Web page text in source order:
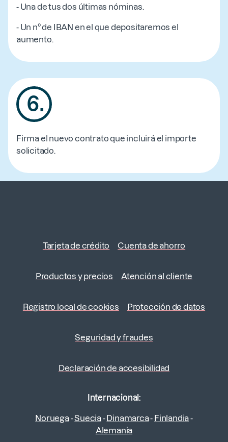
- Una de tus dos últimas nóminas.
- Un nº de IBAN en el que depositaremos el
aumento.
6.
Firma el nuevo contrato que incluirá el importe
solicitado.
Tarjeta de crédito Cuenta de ahorro
Productos y precios Atención al cliente
Registro local de cookies Protección de datos
Seguridad y fraudes
Declaración de accesibilidad
Internacional:
Noruega-Suecia-Dinamarca- Finlandia-
Alemania